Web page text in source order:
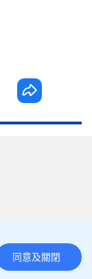
同意及關閉